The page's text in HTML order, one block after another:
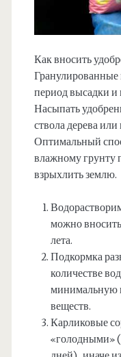
Как вносить
период высадки и
Насыпать
ствола дерева
Оптимальный
влажному грунту
взрыхлить землю.
можно
лета.
Подкормка
количестве
минимальную
веществ.
Карликовые
«голодными»